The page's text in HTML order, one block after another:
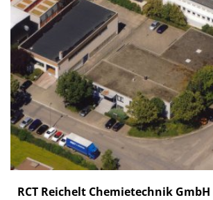
RCT Reichelt Chemietechnik GmbH